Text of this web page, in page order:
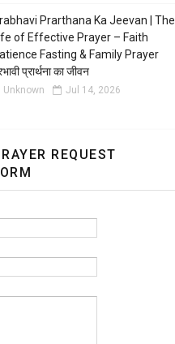
Prarthana Ka Jeevan | The
of Effective Prayer – Faith
Fasting & Family Prayer
प्रार्थना का जीवन
Unknown Jul 14, 2026
REQUEST